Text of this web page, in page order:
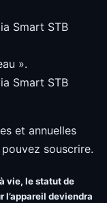
».
et annuelles
souscrire.
vie, le statut de
l’appareil deviendra